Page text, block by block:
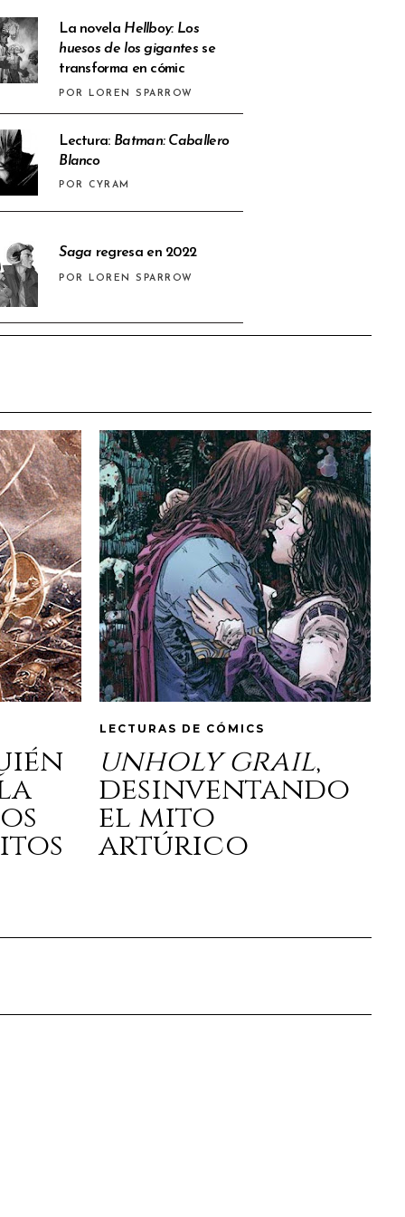
La novela Hellboy: Los
huesos de los gigantesse
transforma en cómic
POR LOREN SPARROW
Lectura: Batman: Caballero
Blanco
POR CYRAM
Saga regresa en 2022
POR LOREN SPARROW
LECTURAS DE CÓMICS
unholy grail,
desinventando
el mito
artúrico